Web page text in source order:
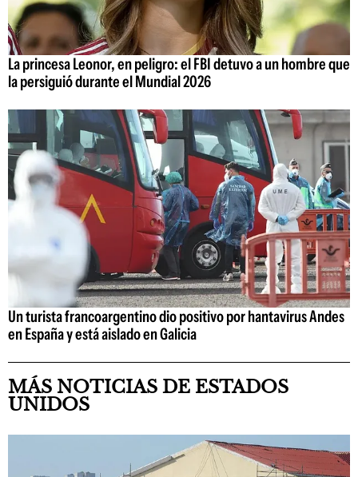
La princesa Leonor, en peligro: el FBI detuvo a un hombre que
la persiguió durante el Mundial 2026
Un turista francoargentino dio positivo por hantavirus Andes
en España y está aislado en Galicia
MÁS NOTICIAS DE ESTADOS
UNIDOS